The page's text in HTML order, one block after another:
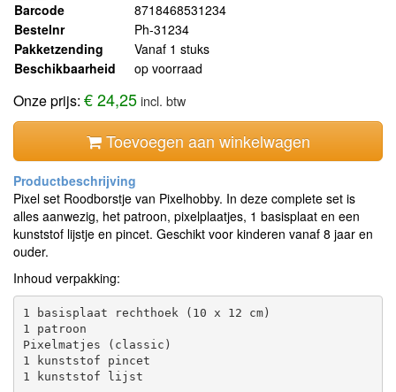
Barcode
8718468531234
Bestelnr
Ph-31234
Pakketzending
Vanaf 1 stuks
Beschikbaarheid
op voorraad
Onze prijs: € 24,25incl. btw
Toevoegen aan winkelwagen
Pixel set Roodborstje van Pixelhobby. In deze complete set is
alles aanwezig, het patroon, pixelplaatjes, 1 basisplaat en een
kunststof lijstje en pincet. Geschikt voor kinderen vanaf 8 jaar en
ouder.
Inhoud verpakking:
1 basisplaat rechthoek (10 x 12 cm)
1 patroon
Pixelmatjes (classic)
1 kunststof pincet
1 kunststof lijst